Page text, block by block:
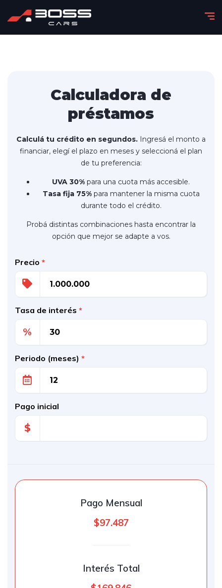
Calculadora de
préstamos
Calculá tu crédito en segundos. Ingresá el monto a
financiar, elegí el plazo en meses y seleccioná el plan
de tu preferencia:
UVA 30% para una cuota más accesible.
Tasa fija 75%para mantener la misma cuota
durante todo el crédito.
Probá distintas combinaciones hasta encontrar la
opción que mejor se adapte a vos.
Precio *
Tasa de interés *
%
Periodo (meses) *
Pago inicial
$
Pago Mensual
$97.487
Interés Total